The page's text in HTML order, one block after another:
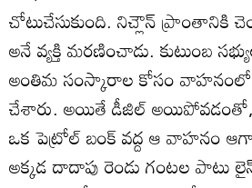
చోటుచేసుకుంది. నిచ్లౌన్ ప్రాంతానికి
అనే వ్యక్తి మరణించాడు. కుటుంబ
అంతిమ సంస్కారాల కోసం వాహనంలో
చేశారు. అయితే డీజిల్ అయిపోవడంతో,
ఒక పెట్రోల్ బంక్ వద్ద ఆ వాహనం
అక్కడ దాదాపు రెండు గంటల